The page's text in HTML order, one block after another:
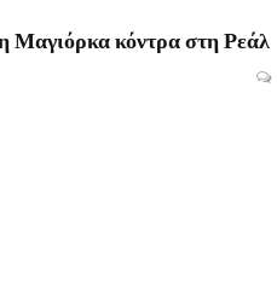
κόντρα στη Ρεάλ